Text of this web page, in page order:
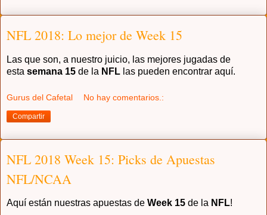
NFL 2018: Lo mejor de Week 15
Las que son, a nuestro juicio, las mejores jugadas de
esta semana 15 de la NFL las pueden encontrar aquí.
Gurus del Cafetal No hay comentarios.:
Compartir
NFL 2018 Week 15: Picks de Apuestas
NFL/NCAA
Aquí están nuestras apuestas de Week 15 de la NFL!